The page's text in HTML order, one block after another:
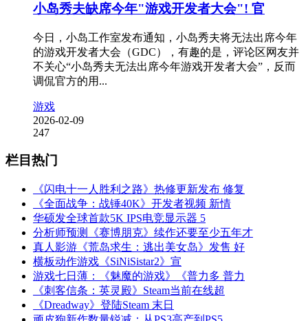
小岛秀夫缺席今年"游戏开发者大会"! 官
今日，小岛工作室发布通知，小岛秀夫将无法出席今年
的游戏开发者大会（GDC），有趣的是，评论区网友并
不关心“小岛秀夫无法出席今年游戏开发者大会”，反而
调侃官方的用...
游戏
2026-02-09
247
栏目热门
《闪电十一人胜利之路》热修更新发布 修复
《全面战争：战锤40K》开发者视频 新情
华硕发全球首款5K IPS电竞显示器 5
分析师预测《赛博朋克》续作还要至少五年才
真人影游《荒岛求生：逃出美女岛》发售 好
横板动作游戏《SiNiSistar2》宣
游戏七日薄：《魅魔的游戏》《普力多 普力
《刺客信条：英灵殿》Steam当前在线超
《Dreadway》登陆Steam 末日